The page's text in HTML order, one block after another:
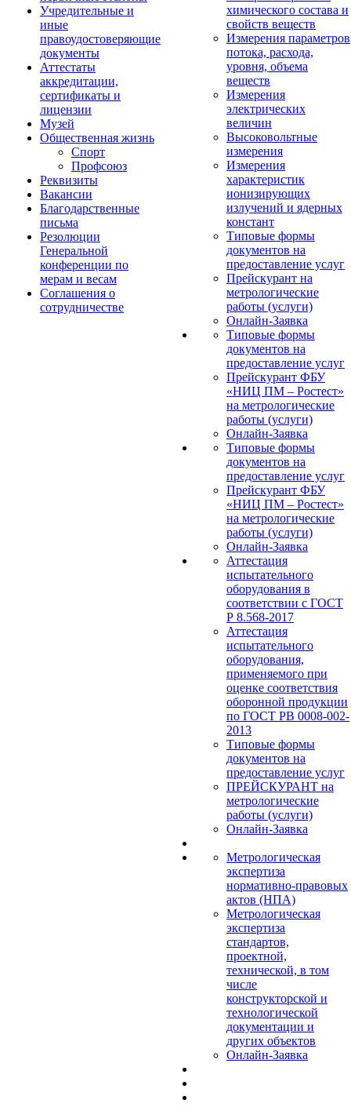
Учредительные и
иные
правоудостоверяющие
документы
Аттестаты
аккредитации,
сертификаты и
лицензии
Музей
Общественная жизнь
Спорт
Профсоюз
Реквизиты
Вакансии
Благодарственные
письма
Резолюции
Генеральной
конференции по
мерам и весам
Соглашения о
сотрудничестве
химического состава и
свойств веществ
Измерения параметров
потока, расхода,
уровня, объема
веществ
Измерения
электрических
величин
Высоковольтные
измерения
Измерения
характеристик
ионизирующих
излучений и ядерных
констант
Типовые формы
документов на
предоставление услуг
Прейскурант на
метрологические
работы (услуги)
Онлайн-Заявка
Типовые формы
документов на
предоставление услуг
Прейскурант ФБУ
«НИЦ ПМ – Ростест»
на метрологические
работы (услуги)
Онлайн-Заявка
Типовые формы
документов на
предоставление услуг
Прейскурант ФБУ
«НИЦ ПМ – Ростест»
на метрологические
работы (услуги)
Онлайн-Заявка
Аттестация
испытательного
оборудования в
соответствии с ГОСТ
Р 8.568-2017
Аттестация
испытательного
оборудования,
применяемого при
оценке соответствия
оборонной продукции
по ГОСТ РВ 0008-002-
2013
Типовые формы
документов на
предоставление услуг
ПРЕЙСКУРАНТ на
метрологические
работы (услуги)
Онлайн-Заявка
Метрологическая
экспертиза
нормативно-правовых
актов (НПА)
Метрологическая
экспертиза
стандартов,
проектной,
технической, в том
числе
конструкторской и
технологической
документации и
других объектов
Онлайн-Заявка